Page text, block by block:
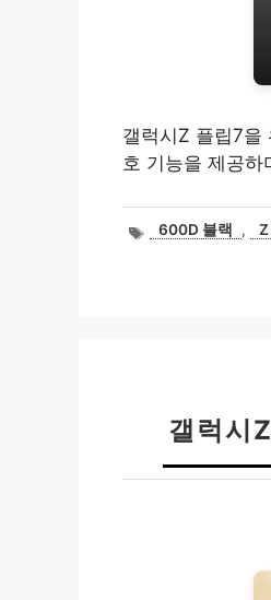
갤럭시Z 플립7을
호 기능을 제공하
태600D 블랙 , Z
갤럭시